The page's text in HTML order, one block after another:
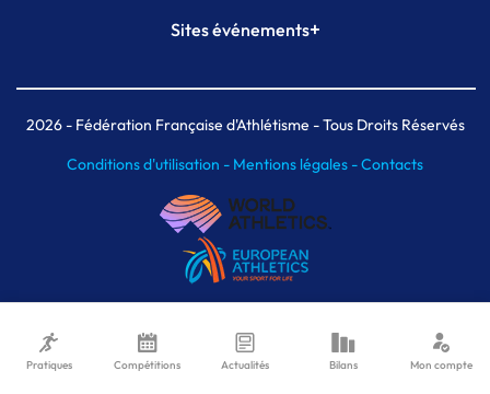
Plateforme Formation
Sites événements+
Meeting de Paris indoor
MAIF Ekiden de Paris
2026- Fédération Française d'Athlétisme - Tous Droits Réservés
Conditions d'utilisation - Mentions légales -Contacts
Pratiques Compétitions Actualités Bilans Mon compte